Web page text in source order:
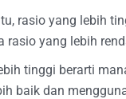
rasio yang lebih
rasio yang lebih
tinggi berarti
baik dan